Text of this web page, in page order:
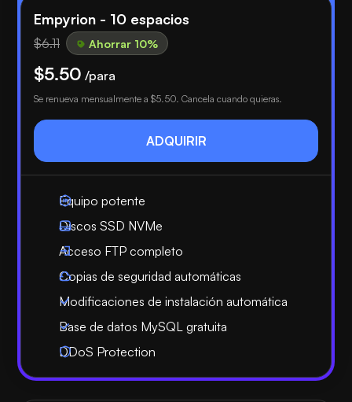
Empyrion - 10 espacios
$6.11 Ahorrar 10%
$5.50 /para
Se renueva mensualmente a $5.50 . Cancela cuando quieras.
ADQUIRIR
Equipo potente
Discos SSD NVMe
Acceso FTP completo
Copias de seguridad automáticas
Modificaciones de instalación automática
Base de datos MySQL gratuita
DDoS Protection